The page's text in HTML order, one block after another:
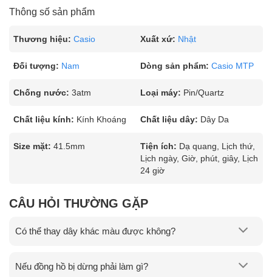
Thông số sản phẩm
Thương hiệu: Casio Xuất xứ: Nhật
Đối tượng: Nam Dòng sản phẩm: Casio MTP
Chống nước: 3atm Loại máy: Pin/Quartz
Chất liệu kính: Kính Khoáng Chất liệu dây: Dây Da
Size mặt: 41.5mm Tiện ích: Dạ quang, Lịch thứ,
Lịch ngày, Giờ, phút, giây, Lịch
24 giờ
CÂU HỎI THƯỜNG GẶP
Có thể thay dây khác màu được không?
Nếu đồng hồ bị dừng phải làm gì?